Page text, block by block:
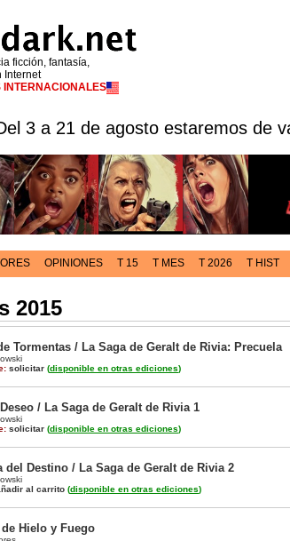
ficción, fantasía,
Internet
INTERNACIONALES
3 a 21 de agosto estaremos de
OPINIONES T 15 T MES T 2026 T HIST
2015
Tormentas / La Saga de Geralt de Rivia: Precuela
solicitar (disponible en otras ediciones)
/ La Saga de Geralt de Rivia 1
solicitar (disponible en otras ediciones)
del Destino / La Saga de Geralt de Rivia 2
al carrito (disponible en otras ediciones)
Hielo y Fuego